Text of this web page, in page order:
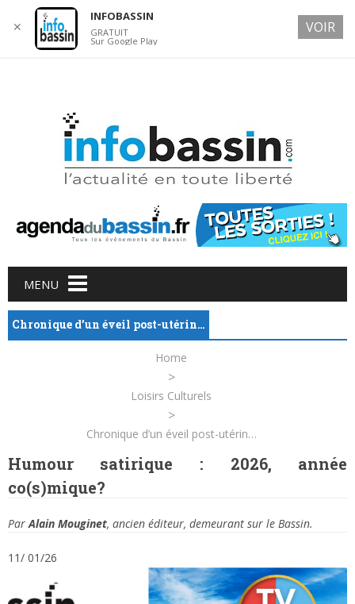
Main menu
content
MENU
Chronique d’un éveil post-utérin…
Home
>
Loisirs Culturels
>
Chronique d’un éveil post-utérin…
Humour satirique : 2026, année
co(s)mique?
ParAlain Mouginet, ancien éditeur, demeurant sur le Bassin.
11/ 01/26
✕
INFOBASSIN
GRATUIT
Sur Google Play
VOIR